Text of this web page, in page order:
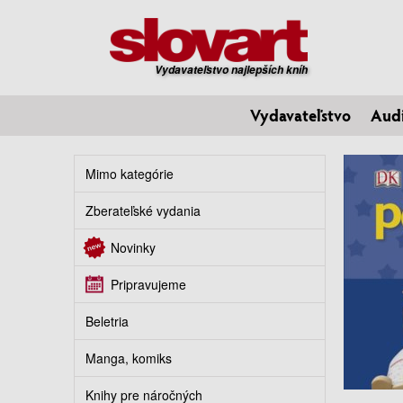
Vydavateľstvo najlepších kníh
Vydavateľstvo
Mimo kategórie
Zberateľské vydania
Novinky
Pripravujeme
Beletria
Manga, komiks
Knihy pre náročných